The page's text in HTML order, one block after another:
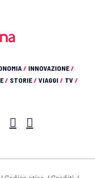
/ INNOVAZIONE/
/ STORIE/ VIAGGI / TV /